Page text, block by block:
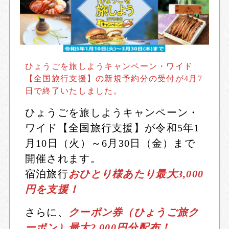
ひょうごを旅しようキャンペーン・ワイド
【全国旅行支援】の新規予約分の受付が4月7
日で終了いたしました。
ひょうごを旅しようキャンペーン・
ワイド【全国旅行支援】が令和5年1
月10日（火）～6月30日（金）まで
開催されます。
宿泊旅行おひとり様あたり最大3,000
円を支援！
さらに、
クーポン券（ひょうご旅ク